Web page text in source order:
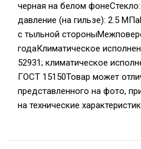
черная на белом
давление (на гильзе): 2.5
с тыльной
годаКлиматическое
52931; климатическое
ГОСТ 15150Товар может
представленного на фото,
на технические